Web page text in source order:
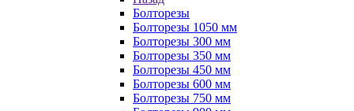
Болторезы
Болторезы 1050 мм
Болторезы 300 мм
Болторезы 350 мм
Болторезы 450 мм
Болторезы 600 мм
Болторезы 750 мм